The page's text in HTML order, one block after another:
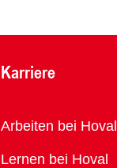
Karriere
Übersicht
Arbeiten bei Hoval
Lernen bei Hoval